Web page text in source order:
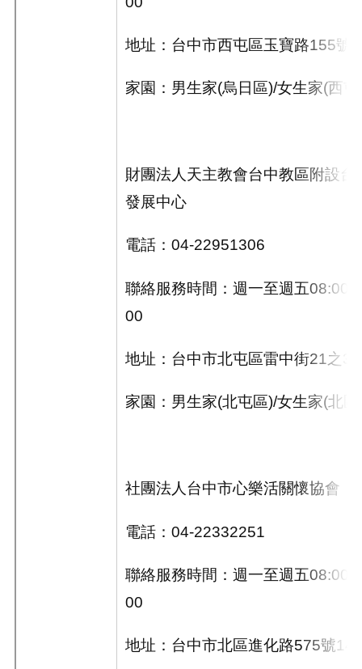
地址：台中市西屯區玉寶路155號
家園：男生家(烏日區)/女生家(西屯
財團法人天主教會台中教區附設台
發展中心
電話： 04-22951306
聯絡服務時間：週一至週五
00
地址：台中市北屯區雷中街21之
家園：男生家(北屯區)/女生家(北區
社團法人台中市心樂活關懷協會
電話： 04-22332251
聯絡服務時間：週一至週五
00
地址：台中市北區進化路575號14